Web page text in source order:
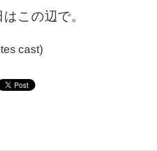
この辺で。
cast)